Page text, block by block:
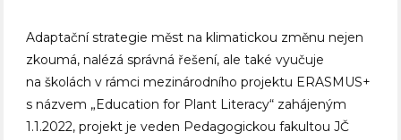
Adaptační strategie měst na klimatickou změnu nejen
zkoumá, nalézá správná řešení, ale také vyučuje
na školách v rámci mezinárodního projektu ERASMUS+
s názvem „Education for Plant Literacy“ zahájeným
1.1.2022, projekt je veden Pedagogickou fakultou JČ